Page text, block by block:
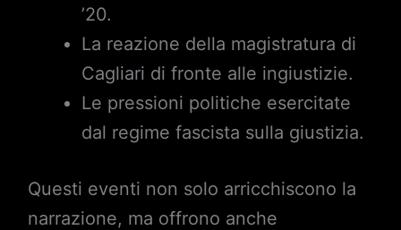
’20.
La reazione della magistratura di
Cagliari di fronte alle ingiustizie.
Le pressioni politiche esercitate
dal regime fascista sulla giustizia.
Questi eventi non solo arricchiscono la
narrazione, ma offrono anche